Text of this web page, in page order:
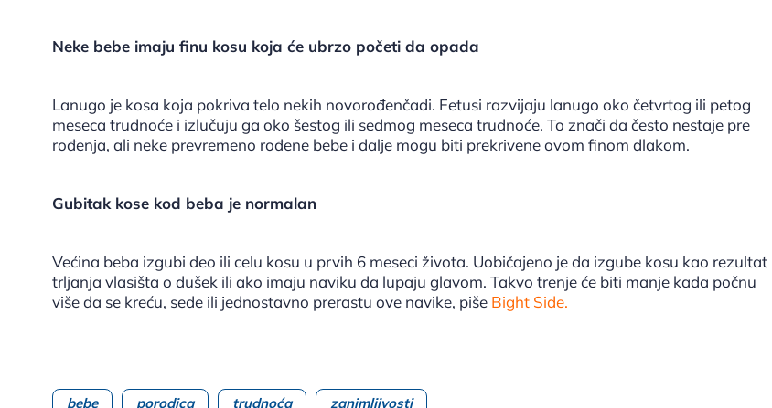
Neke bebe imaju finu kosu koja će ubrzo početi da opada
Lanugo je kosa koja pokriva telo nekih novorođenčadi. Fetusi razvijaju lanugo oko četvrtog ili petog
meseca trudnoće i izlučuju ga oko šestog ili sedmog meseca trudnoće. To znači da često nestaje pre
rođenja, ali neke prevremeno rođene bebe i dalje mogu biti prekrivene ovom finom dlakom.
Gubitak kose kod beba je normalan
Većina beba izgubi deo ili celu kosu u prvih 6 meseci života. Uobičajeno je da izgube kosu kao rezultat
trljanja vlasišta o dušek ili ako imaju naviku da lupaju glavom. Takvo trenje će biti manje kada počnu
više da se kreću, sede ili jednostavno prerastu ove navike, piše Bight Side.
bebe porodica trudnoća zanimljivosti